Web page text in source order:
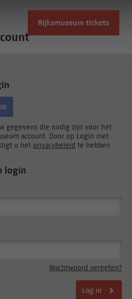
Rijksmuseum tickets
gegevens die nodig zijn voor het
account. Door op Login met
u het privacybeleid te hebben
login
Wachtwoord vergeten?
Log in